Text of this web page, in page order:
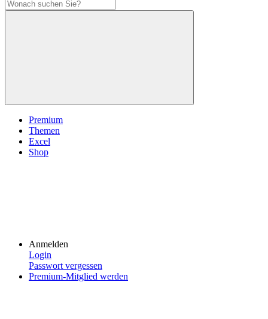
Premium
Themen
Excel
Shop
Anmelden
Login
Passwort vergessen
Premium-Mitglied werden